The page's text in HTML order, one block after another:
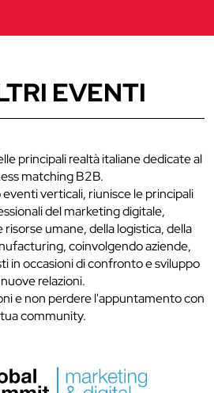
EVENTI
principali realtà italiane dedicate al
matching B2B.
verticali, riunisce le principali
del marketing digitale,
umane, della logistica, della
coinvolgendo aziende,
in occasioni di confronto e sviluppo
relazioni.
e non perdere l'appuntamento con
community.